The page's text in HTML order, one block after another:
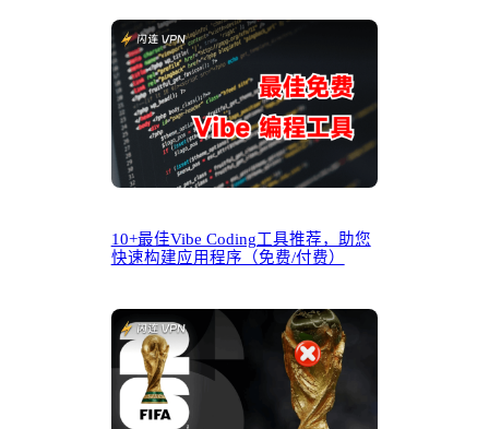
10+最佳Vibe Coding工具推荐，助您
快速构建应用程序（免费/付费）